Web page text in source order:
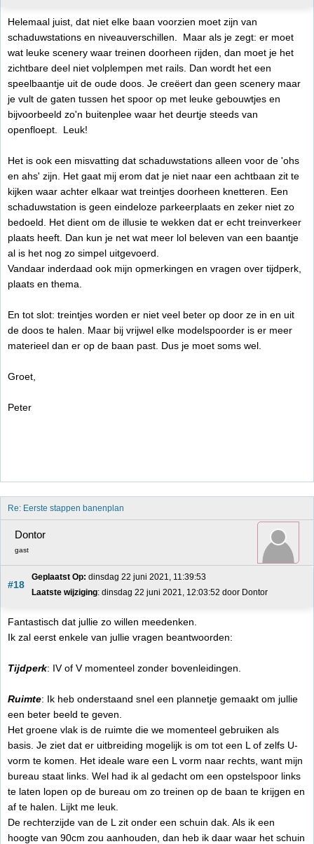
Helemaal juist, dat niet elke baan voorzien moet zijn van
schaduwstations en niveauverschillen. Maar als je zegt: er moet
wat leuke scenery waar treinen doorheen rijden, dan moet je het
zichtbare deel niet volplempen met rails. Dan wordt het een
speelbaantje uit de oude doos. Je creëert dan geen scenery maar
je vult de gaten tussen het spoor op met leuke gebouwtjes en
bijvoorbeeld zo'n buitenplee waar het deurtje steeds van
openfloept. Leuk!
Het is ook een misvatting dat schaduwstations alleen voor de 'ohs
en ahs' zijn. Het gaat mij erom dat je niet naar een achtbaan zit te
kijken waar achter elkaar wat treintjes doorheen knetteren. Een
schaduwstation is geen eindeloze parkeerplaats en zeker niet zo
bedoeld. Het dient om de illusie te wekken dat er echt treinverkeer
plaats heeft. Dan kun je net wat meer lol beleven van een baantje
al is het nog zo simpel uitgevoerd.
Vandaar inderdaad ook mijn opmerkingen en vragen over tijdperk,
plaats en thema.
En tot slot: treintjes worden er niet veel beter op door ze in en uit
de doos te halen. Maar bij vrijwel elke modelspoorder is er meer
materieel dan er op de baan past. Dus je moet soms wel.
Groet,
Peter
Re: Eerste stappen banenplan
Dontor
gast
#18
Geplaatst Op: dinsdag 22 juni 2021, 11:39:53
Laatste wijziging: dinsdag 22 juni 2021, 12:03:52 door Dontor
Fantastisch dat jullie zo willen meedenken.
Ik zal eerst enkele van jullie vragen beantwoorden:
Tijdperk: IV of V momenteel zonder bovenleidingen.
Ruimte: Ik heb onderstaand snel een plannetje gemaakt om jullie
een beter beeld te geven.
Het groene vlak is de ruimte die we momenteel gebruiken als
basis. Je ziet dat er uitbreiding mogelijk is om tot een L of zelfs U-
vorm te komen. Het ideale ware een L vorm naar rechts, want mijn
bureau staat links. Wel had ik al gedacht om een opstelspoor links
te laten lopen op de bureau om zo treinen op de baan te krijgen en
af te halen. Lijkt me leuk.
De rechterzijde van de L zit onder een schuin dak. Als ik een
hoogte van 90cm zou aanhouden, dan heb ik daar waar het schuin